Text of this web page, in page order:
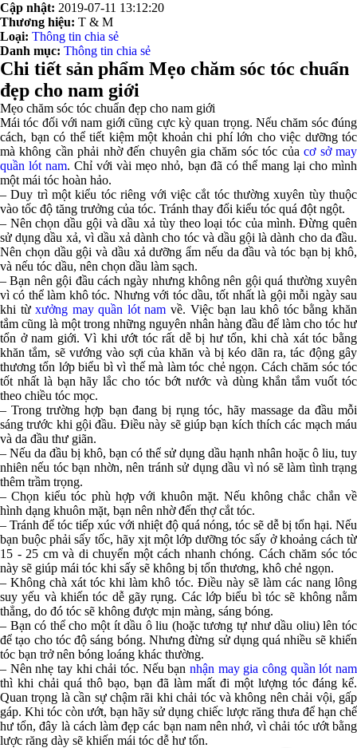
Cập nhật: 2019-07-11 13:12:20
Thương hiệu: T & M
Loại: Thông tin chia sẻ
Danh mục: Thông tin chia sẻ
Chi tiết sản phẩm Mẹo chăm sóc tóc chuẩn
đẹp cho nam giới
Mẹo chăm sóc tóc chuẩn đẹp cho nam giới
Mái tóc đối với nam giới cũng cực kỳ quan trọng. Nếu chăm sóc đúng
cách, bạn có thể tiết kiệm một khoản chi phí lớn cho việc dưỡng tóc
mà không cần phải nhờ đến chuyên gia chăm sóc tóc củacơ sở may
quần lót nam. Chỉ với vài mẹo nhỏ, bạn đã có thể mang lại cho mình
một mái tóc hoàn hảo.
– Duy trì một kiểu tóc riêng với việc cắt tóc thường xuyên tùy thuộc
vào tốc độ tăng trưởng của tóc. Tránh thay đổi kiểu tóc quá đột ngột.
– Nên chọn dầu gội và dầu xả tùy theo loại tóc của mình. Đừng quên
sử dụng dầu xả, vì dầu xả dành cho tóc và dầu gội là dành cho da đầu.
Nên chọn dầu gội và dầu xả dưỡng ẩm nếu da đầu và tóc bạn bị khô,
và nếu tóc dầu, nên chọn dầu làm sạch.
– Bạn nên gội đầu cách ngày nhưng không nên gội quá thường xuyên
vì có thể làm khô tóc. Nhưng với tóc dầu, tốt nhất là gội mỗi ngày sau
khi từxưởng may quần lót nam về. Việc bạn lau khô tóc bằng khăn
tắm cũng là một trong những nguyên nhân hàng đầu để làm cho tóc hư
tổn ở nam giới. Vì khi ướt tóc rất dễ bị hư tổn, khi chà xát tóc bằng
khăn tắm, sẽ vướng vào sợi của khăn và bị kéo dãn ra, tác động gây
thương tổn lớp biểu bì vì thế mà làm tóc chẻ ngọn. Cách chăm sóc tóc
tốt nhất là bạn hãy lắc cho tóc bớt nước và dùng khắn tắm vuốt tóc
theo chiều tóc mọc.
– Trong trường hợp bạn đang bị rụng tóc, hãy massage da đầu mỗi
sáng trước khi gội đầu. Điều này sẽ giúp bạn kích thích các mạch máu
và da đầu thư giãn.
– Nếu da đầu bị khô, bạn có thể sử dụng dầu hạnh nhân hoặc ô liu, tuy
nhiên nếu tóc bạn nhờn, nên tránh sử dụng dầu vì nó sẽ làm tình trạng
thêm trầm trọng.
– Chọn kiểu tóc phù hợp với khuôn mặt. Nếu không chắc chắn về
hình dạng khuôn mặt, bạn nên nhờ đến thợ cắt tóc.
– Tránh để tóc tiếp xúc với nhiệt độ quá nóng, tóc sẽ dễ bị tổn hại. Nếu
bạn buộc phải sấy tốc, hãy xịt một lớp dưỡng tóc sấy ở khoảng cách từ
15 - 25 cm và di chuyển một cách nhanh chóng. Cách chăm sóc tóc
này sẽ giúp mái tóc khi sấy sẽ không bị tổn thương, khô chẻ ngọn.
– Không chà xát tóc khi làm khô tóc. Điều này sẽ làm các nang lông
suy yếu và khiến tóc dễ gãy rụng. Các lớp biểu bì tóc sẽ không nằm
thẳng, do đó tóc sẽ không được mịn màng, sáng bóng.
– Bạn có thể cho một ít dầu ô liu (hoặc tương tự như dầu oliu) lên tóc
để tạo cho tóc độ sáng bóng. Nhưng đừng sử dụng quá nhiều sẽ khiến
tóc bạn trở nên bóng loáng khác thường.
– Nên nhẹ tay khi chải tóc. Nếu bạn nhận may gia công quần lót nam
thì khi chải quá thô bạo, bạn đã làm mất đi một lượng tóc đáng kể.
Quan trọng là cần sự chậm rãi khi chải tóc và không nên chải vội, gấp
gáp. Khi tóc còn ướt, bạn hãy sử dụng chiếc lược răng thưa để hạn chế
hư tổn, đây là cách làm đẹp các bạn nam nên nhớ, vì chải tóc ướt bằng
lược răng dày sẽ khiến mái tóc dễ hư tổn.